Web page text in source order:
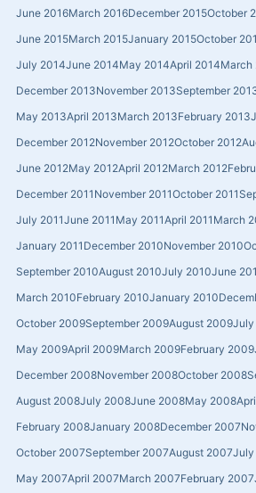
June 2016March 2016December 2015October
June 2015March 2015January 2015October
July 2014June 2014May 2014April 2014March
December 2013November 2013September
May 2013April 2013March 2013February 2013
December 2012November 2012October 2012
June 2012May 2012April 2012March 2012
December 2011 November 2011October 2011
July 2011June 2011 May 2011April 2011 March
January 2011 December 2010November 2010
September 2010August 2010July 2010June
March 2010February 2010January 2010
October 2009September 2009August 2009
May 2009April 2009March 2009February 2009
December 2008November 2008October 2008
August 2008July 2008June 2008May 2008
February 2008January 2008December 2007
October 2007September 2007August 2007July
May 2007April 2007March 2007February 2007